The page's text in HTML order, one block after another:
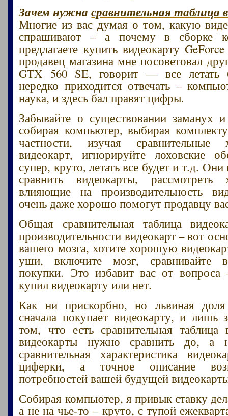
Зачем нужнасравнительная таблица
Многие из вас думая о том, какую
спрашивают – а почему в сборке
предлагаете купить видеокарту
продавец магазина мне посоветовал
GTX 560 SE, говорит — все летать
нередко приходится отвечать –
наука, и здесь бал правят цифры.
Забывайте о существовании заманух
собирая компьютер, выбирая
частности, изучая сравнительные
видеокарт, игнорируйте лоховские
супер, круто, летать все будет и т.д.
сравнить видеокарты, рассмотреть
влияющие на производительность
очень даже хорошо помогут продавцу
Общая сравнительная таблица
производительности видеокарт – вот
вашего мозга, хотите хорошую
уши, включите мозг, сравнивайте
покупки. Это избавит вас от
купил видеокарту или нет.
Как ни прискорбно, но львиная доля
сначала покупает видеокарту, и лишь
том, что есть сравнительная таблица
видеокарты нужно сравнить до, а
сравнительная характеристика
циферки, а точное описание
потребностей вашей будущей
Собирая компьютер, я привык ставку
а не на чье-то – круто, с тупой